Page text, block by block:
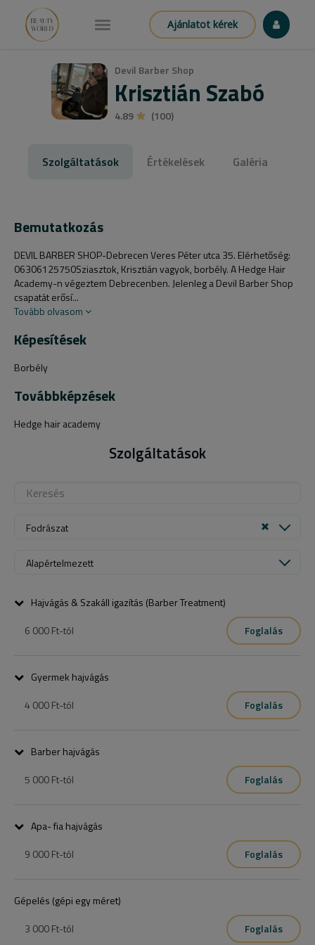
Ajánlatot kérek
Devil Barber Shop
Krisztián Szabó
4.89 (100)
Szolgáltatások Értékelések Galéria
Bemutatkozás
DEVIL BARBER SHOP-Debrecen Veres Péter utca 35. Elérhetőség:
06306125750Sziasztok, Krisztián vagyok, borbély. A Hedge Hair
Academy-n végeztem Debrecenben. Jelenleg a Devil Barber Shop
csapatát erősí...
Tovább olvasom
Képesítések
Borbély
Továbbképzések
Hedge hair academy
Szolgáltatások
Fodrászat
Alapértelmezett
Hajvágás & Szakáll igazítás (Barber Treatment)
6 000 Ft-tól
Foglalás
50perc
Gyermek hajvágás
4 000 Ft-tól
Foglalás
Barber hajvágás
5 000 Ft-tól Foglalás
Apa- fia hajvágás
9 000 Ft-tól
Foglalás
5 eves kortol 10 eves korig!!
Gépelés (gépi egy méret)
3 000 Ft-tól Foglalás